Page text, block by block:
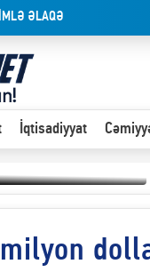
ƏLAQƏ
İqtisadiyyat
Olduğu kimi görünən